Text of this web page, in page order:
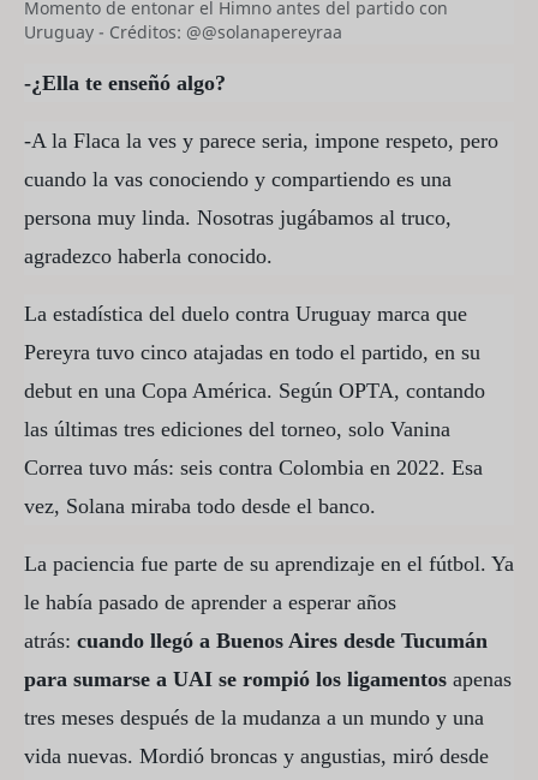
Momento de entonar el Himno antes del partido con
Uruguay - Créditos: @@solanapereyraa
-¿Ella te enseñó algo?
-A la Flaca la ves y parece seria, impone respeto, pero
cuando la vas conociendo y compartiendo es una
persona muy linda. Nosotras jugábamos al truco,
agradezco haberla conocido.
La estadística del duelo contra Uruguay marca que
Pereyra tuvo cinco atajadas en todo el partido, en su
debut en una Copa América. Según OPTA, contando
las últimas tres ediciones del torneo, solo Vanina
Correa tuvo más: seis contra Colombia en 2022. Esa
vez, Solana miraba todo desde el banco.
La paciencia fue parte de su aprendizaje en el fútbol. Ya
le había pasado de aprender a esperar años
atrás: cuando llegó a Buenos Aires desde Tucumán
para sumarse a UAI se rompió los ligamentos apenas
tres meses después de la mudanza a un mundo y una
vida nuevas. Mordió broncas y angustias, miró desde